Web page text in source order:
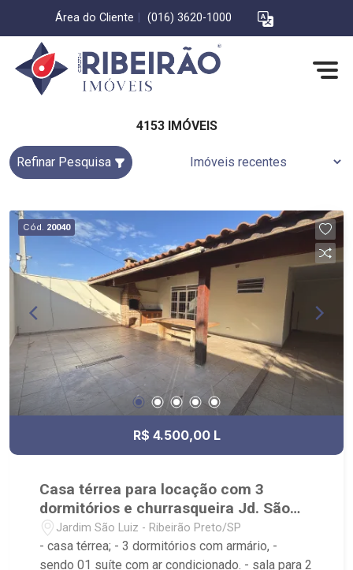
Área do Cliente (016) 3620-1000
4153 IMÓVEIS
Refinar Pesquisa
Cód. 20040
R$ 4.500,00 L
Casa térrea para locação com 3
dormitórios e churrasqueira Jd. São
LuizJardim São Luiz - Ribeirão Preto/SP
- casa térrea; - 3 dormitórios com armário, -
sendo 01 suíte com ar condicionado. - sala para 2